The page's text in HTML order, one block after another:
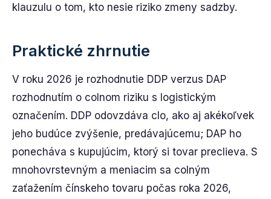
klauzulu o tom, kto nesie riziko zmeny sadzby.
Praktické zhrnutie
V roku 2026 je rozhodnutie DDP verzus DAP
rozhodnutím o colnom riziku s logistickým
označením. DDP odovzdáva clo, ako aj akékoľvek
jeho budúce zvýšenie, predávajúcemu; DAP ho
ponecháva s kupujúcim, ktorý si tovar preclieva. S
mnohovrstevným a meniacim sa colným
zaťažením čínskeho tovaru počas roka 2026,